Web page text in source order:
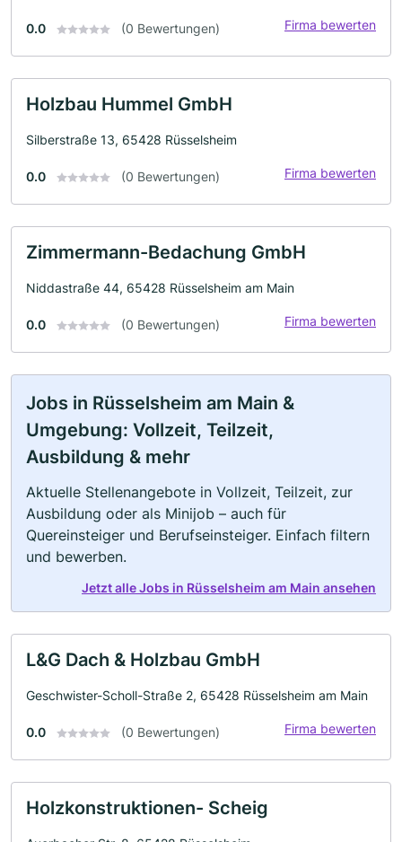
0.0 (0 Bewertungen) Firma bewerten
Holzbau Hummel GmbH
Silberstraße 13, 65428 Rüsselsheim
0.0 (0 Bewertungen) Firma bewerten
Zimmermann-Bedachung GmbH
Niddastraße 44, 65428 Rüsselsheim am Main
0.0 (0 Bewertungen) Firma bewerten
Jobs in Rüsselsheim am Main &
Umgebung: Vollzeit, Teilzeit,
Ausbildung & mehr
Aktuelle Stellenangebote in Vollzeit, Teilzeit, zur
Ausbildung oder als Minijob – auch für
Quereinsteiger und Berufseinsteiger. Einfach filtern
und bewerben.
Jetzt alle Jobs in Rüsselsheim am Main ansehen
L&G Dach & Holzbau GmbH
Geschwister-Scholl-Straße 2, 65428 Rüsselsheim am Main
0.0 (0 Bewertungen) Firma bewerten
Holzkonstruktionen- Scheig